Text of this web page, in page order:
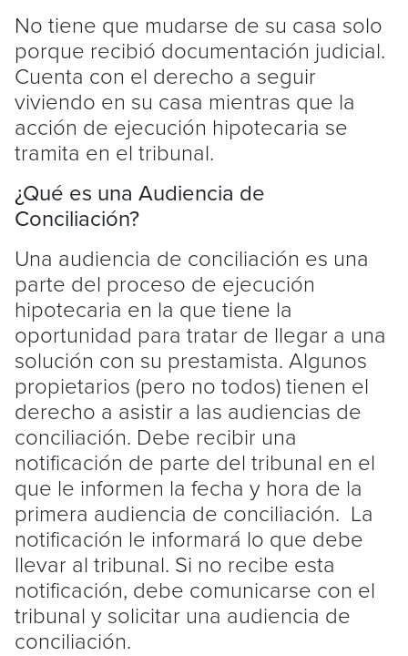
No tiene que mudarse de su casa solo
porque recibió documentación judicial.
Cuenta con el derecho a seguir
viviendo en su casa mientras que la
acción de ejecución hipotecaria se
tramita en el tribunal.
¿Qué es una Audiencia de
Conciliación?
Una audiencia de conciliación es una
parte del proceso de ejecución
hipotecaria en la que tiene la
oportunidad para tratar de llegar a una
solución con su prestamista. Algunos
propietarios (pero no todos) tienen el
derecho a asistir a las audiencias de
conciliación. Debe recibir una
notificación de parte del tribunal en el
que le informen la fecha y hora de la
primera audiencia de conciliación. La
notificación le informará lo que debe
llevar al tribunal. Si no recibe esta
notificación, debe comunicarse con el
tribunal y solicitar una audiencia de
conciliación.